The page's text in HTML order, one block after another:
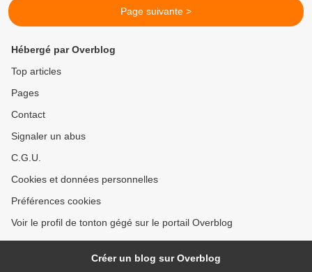
Page suivante >
Hébergé par Overblog
Top articles
Pages
Contact
Signaler un abus
C.G.U.
Cookies et données personnelles
Préférences cookies
Voir le profil de tonton gégé sur le portail Overblog
Créer un blog sur Overblog